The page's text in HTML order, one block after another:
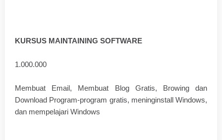
KURSUS MAINTAINING SOFTWARE
1.000.000
Membuat Email, Membuat Blog Gratis, Browing dan
Download Program-program gratis, meninginstall Windows,
dan mempelajari Windows